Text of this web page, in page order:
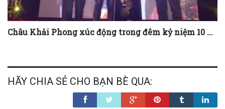
Châu Khải Phong xúc động trong đêm kỷ niệm 10 ...
HÃY CHIA SẺ CHO BẠN BÈ QUA: